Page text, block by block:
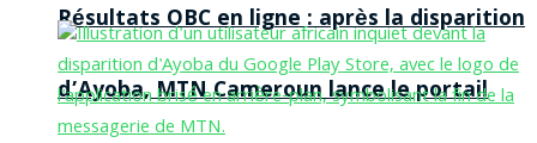
Résultats OBC en ligne : après la disparition
d’Ayoba, MTN Cameroun lance le portail